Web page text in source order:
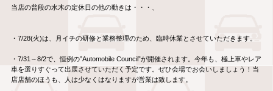
当店の普段の水木の定休日の他の動きは・・・、
・7/28(火)は、月イチの研修と業務整理のため、臨時休業とさせていただきます。
・7/31～8/2で、恒例の”Automobile Council”が開催されます。今年も、極上車やレア
車を選りすぐって出展させていただく予定です。ぜひ会場でお会いしましょう！当
店店舗のほうも、人は少なくはなりますが営業は致します。